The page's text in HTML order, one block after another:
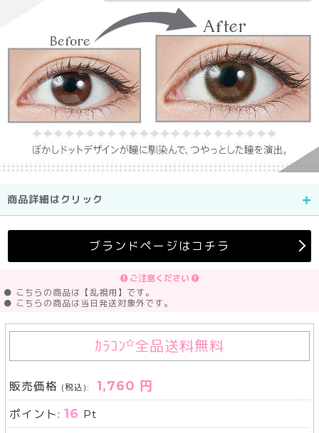
商品詳細はクリック
ブランドページはコチラ
ご注意ください
● こちらの商品は【乱視用】です。
● こちらの商品は当日発送対象外です。
ｶﾗｺﾝ 全品送料無料
販売価格 (税込): 1,760 円
ポイント:16 Pt